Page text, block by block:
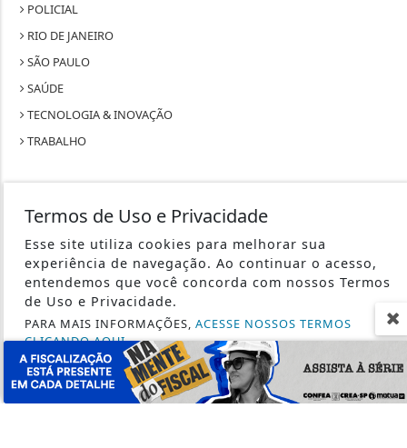
POLICIAL
RIO DE JANEIRO
SÃO PAULO
SAÚDE
TECNOLOGIA & INOVAÇÃO
TRABALHO
SEU SITE - TODOS OS DIREITOS RESERVADOS.
TERMOS DE USO E PRIVACIDADE
EXPEDIENTE
SOBRE
Termos de Uso e Privacidade
Esse site utiliza cookies para melhorar sua
experiência de navegação. Ao continuar o acesso,
entendemos que você concorda com nossos Termos
de Uso e Privacidade.
PARA MAIS INFORMAÇÕES, ACESSE NOSSOS TERMOS
CLICANDO AQUI
PROSSEGUIR